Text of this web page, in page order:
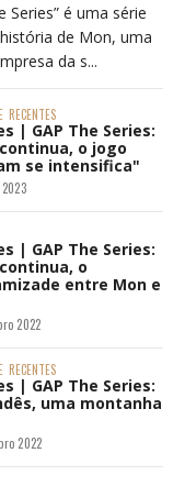
Series” é uma série
de Mon, uma
da s...
RECENTES
| GAP The Series:
o jogo
se intensifica"
| GAP The Series:
o
entre Mon e
2022
RECENTES
| GAP The Series:
uma montanha
2022